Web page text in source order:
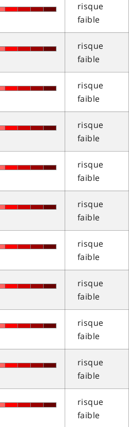
risque
faible
risque
faible
risque
faible
risque
faible
risque
faible
risque
faible
risque
faible
risque
faible
risque
faible
risque
faible
risque
faible